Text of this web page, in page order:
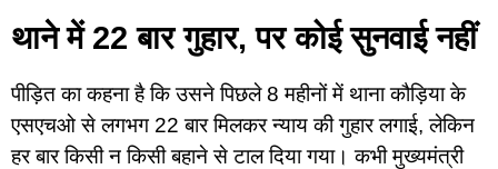
थाने में 22 बार गुहार, पर कोई सुनवाई नहीं
पीड़ित का कहना है कि उसने पिछले 8 महीनों में थाना कौड़िया के
एसएचओ से लगभग 22 बार मिलकर न्याय की गुहार लगाई, लेकिन
हर बार किसी न किसी बहाने से टाल दिया गया। कभी मुख्यमंत्री